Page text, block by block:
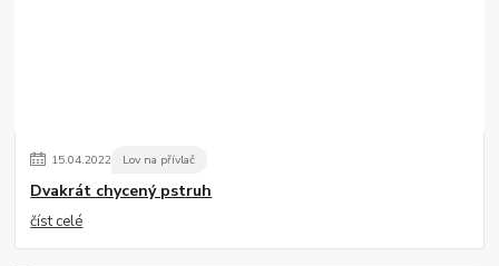
15.04.2022 Lov na přívlač
Dvakrát chycený pstruh
číst celé